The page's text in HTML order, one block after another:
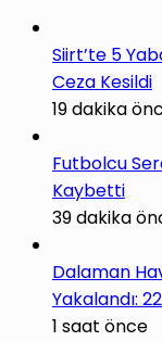
Siirt’te 5
Ceza Kesildi
19 dakika
Futbolcu
Kaybetti
39 dakika
Dalaman
Yakalandı:
1 saat önce